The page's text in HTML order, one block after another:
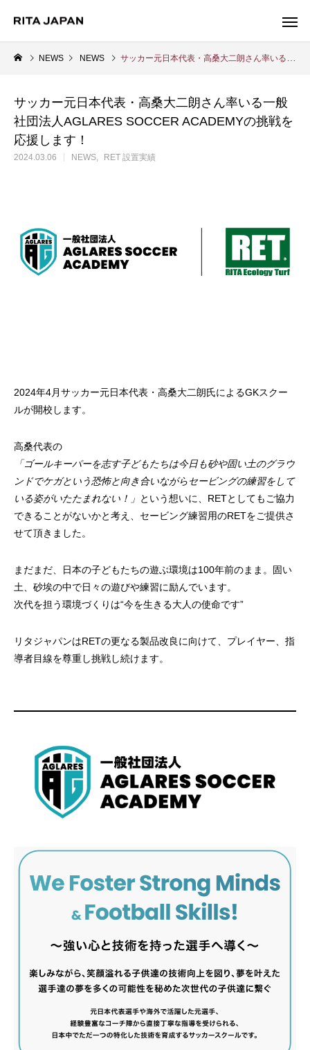
Warning
/export/sd214/www/jp/r/e/gmoserver/2/5/sd0942025/
Warning
content/themes/anthem_tcd083/functions/menu.php
NEWS NEWS サッカー元日本代表・高桑大二朗さん率いる一般社団法人AGLARES SOCCER ACADEMYの挑戦を応援します！
サッカー元日本代表・高桑大二朗さん率いる一般
社団法人AGLARES SOCCER ACADEMYの挑戦を
応援します！
2024.03.06 NEWS RET 設置実績
2024年4月サッカー元日本代表・高桑大二朗氏によるGKスクー
ルが開校します。
高桑代表の
「ゴールキーパーを志す子どもたちは今日も砂や固い土のグラウ
ンドでケガという恐怖と向き合いながらセービングの練習をして
いる姿がいたたまれない！」 という想いに、RETとしてもご協力
できることがないかと考え、セービング練習用のRETをご提供さ
せて頂きました。
まだまだ、日本の子どもたちの遊ぶ環境は100年前のまま。固い
土、砂埃の中で日々の遊びや練習に励んでいます。
次代を担う環境づくりは“今を生きる大人の使命です”
リタジャパンはRETの更なる製品改良に向けて、プレイヤー、指
導者目線を尊重し挑戦し続けます。